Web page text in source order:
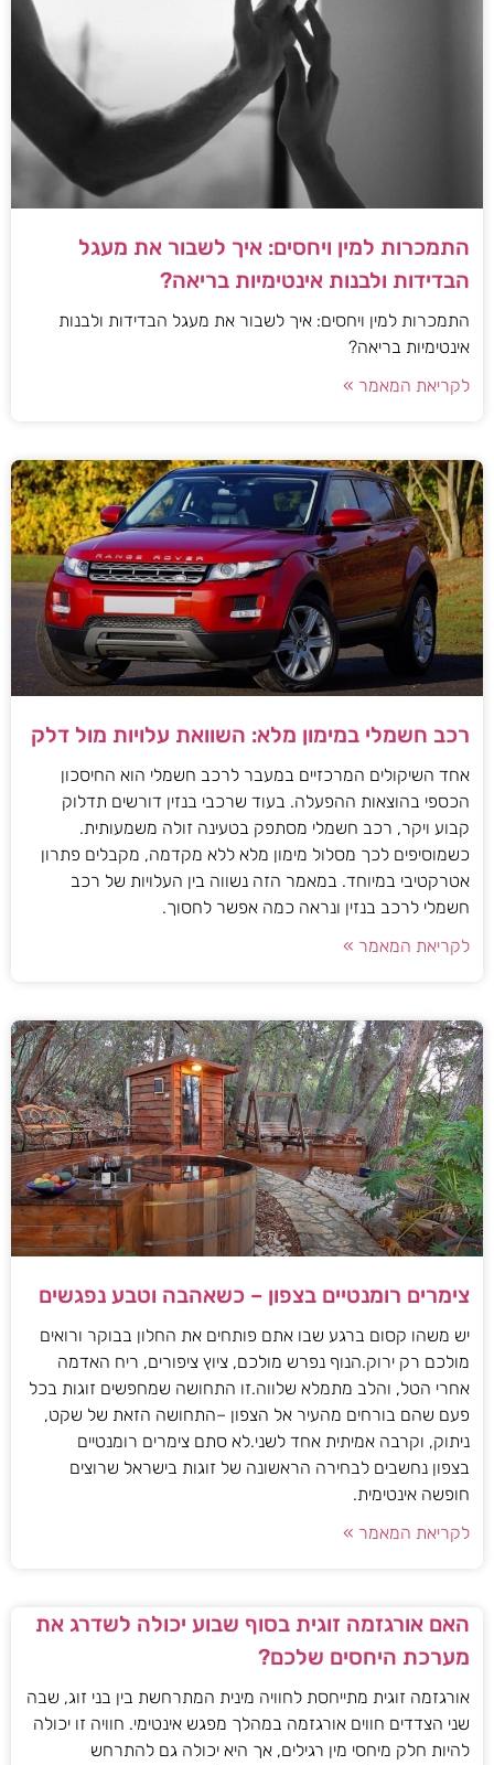
התמכרות למין ויחסים: איך לשבור את מעגל
הבדידות ולבנות אינטימיות בריאה?
התמכרות למין ויחסים: איך לשבור את מעגל הבדידות ולבנות
אינטימיות בריאה?
לקריאת המאמר »
רכב חשמלי במימון מלא: השוואת עלויות מול דלק
אחד השיקולים המרכזיים במעבר לרכב חשמלי הוא החיסכון
הכספי בהוצאות ההפעלה. בעוד שרכבי בנזין דורשים תדלוק
קבוע ויקר, רכב חשמלי מסתפק בטעינה זולה משמעותית.
כשמוסיפים לכך מסלול מימון מלא ללא מקדמה, מקבלים פתרון
אטרקטיבי במיוחד. במאמר הזה נשווה בין העלויות של רכב
חשמלי לרכב בנזין ונראה כמה אפשר לחסוך.
לקריאת המאמר »
צימרים רומנטיים בצפון – כשאהבה וטבע נפגשים
יש משהו קסום ברגע שבו אתם פותחים את החלון בבוקר ורואים
מולכם רק ירוק.הנוף נפרש מולכם, ציוץ ציפורים, ריח האדמה
אחרי הטל, והלב מתמלא שלווה.זו התחושה שמחפשים זוגות בכל
פעם שהם בורחים מהעיר אל הצפון –התחושה הזאת של שקט,
ניתוק, וקרבה אמיתית אחד לשני.לא סתם צימרים רומנטיים
בצפון נחשבים לבחירה הראשונה של זוגות בישראל שרוצים
חופשה אינטימית.
לקריאת המאמר »
האם אורגזמה זוגית בסוף שבוע יכולה לשדרג את
מערכת היחסים שלכם?
אורגזמה זוגית מתייחסת לחוויה מינית המתרחשת בין בני זוג, שבה
שני הצדדים חווים אורגזמה במהלך מפגש אינטימי. חוויה זו יכולה
להיות חלק מיחסי מין רגילים, אך היא יכולה גם להתרחש